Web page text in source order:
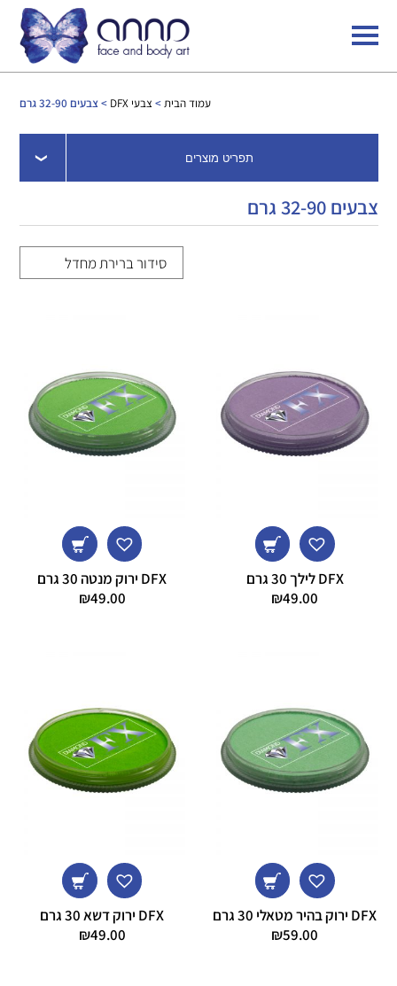
עמוד הבית> צבעי DFX > צבעים 32-90 גרם
תפריט מוצרים
צבעים 32-90 גרם
DFX לילך 30 גרם
₪49.00
DFX ירוק מנטה 30 גרם
₪49.00
DFX ירוק בהיר מטאלי 30 גרם
₪59.00
DFX ירוק דשא 30 גרם
₪49.00